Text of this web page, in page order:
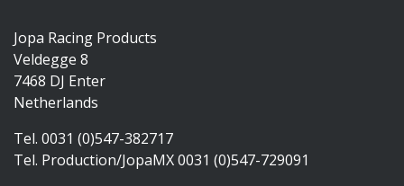
Jopa Racing Products
Veldegge 8
7468 DJ Enter
Netherlands
Tel. 0031 (0)547-382717
Tel. Production/JopaMX 0031 (0)547-729091